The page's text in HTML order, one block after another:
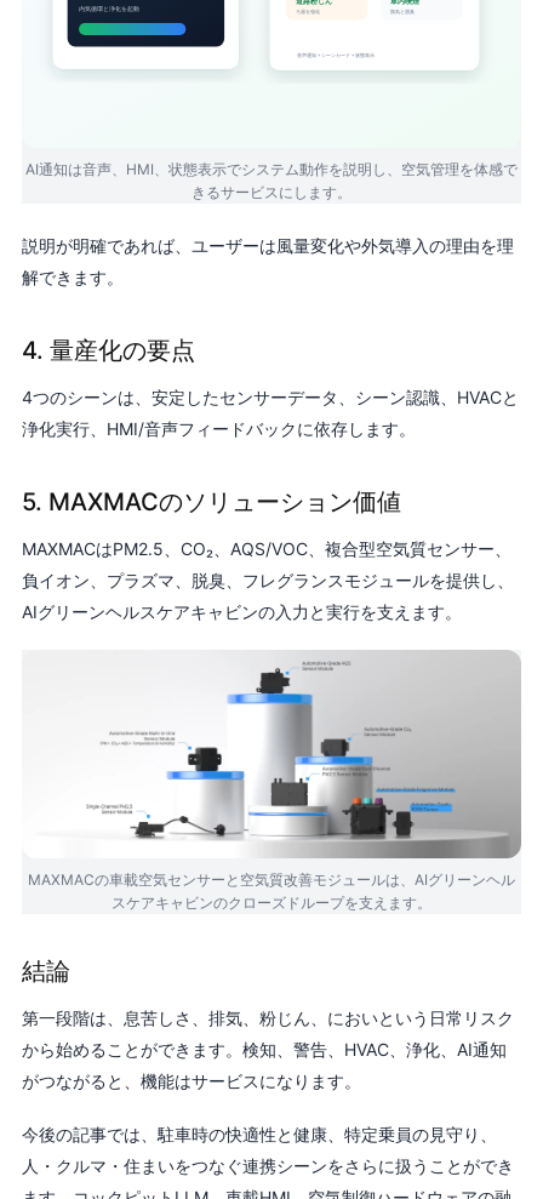
AI通知は音声、HMI、状態表示でシステム動作を説明し、空気管理を体感で
きるサービスにします。
説明が明確であれば、ユーザーは風量変化や外気導入の理由を理
解できます。
4. 量産化の要点
4つのシーンは、安定したセンサーデータ、シーン認識、HVACと
浄化実行、HMI/音声フィードバックに依存します。
5. MAXMACのソリューション価値
MAXMACはPM2.5、CO₂、AQS/VOC、複合型空気質センサー、
負イオン、プラズマ、脱臭、フレグランスモジュールを提供し、
AIグリーンヘルスケアキャビンの入力と実行を支えます。
MAXMACの車載空気センサーと空気質改善モジュールは、AIグリーンヘル
スケアキャビンのクローズドループを支えます。
結論
第一段階は、息苦しさ、排気、粉じん、においという日常リスク
から始めることができます。検知、警告、HVAC、浄化、AI通知
がつながると、機能はサービスになります。
今後の記事では、駐車時の快適性と健康、特定乗員の見守り、
人・クルマ・住まいをつなぐ連携シーンをさらに扱うことができ